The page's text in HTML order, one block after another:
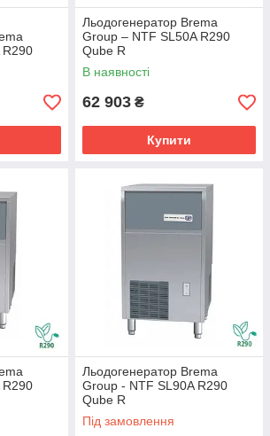
R290
Льодогенератор Brema
Group – NTF SL50A R290
Qube R
В наявності
62 903 ₴
Купити
R290
Льодогенератор Brema
Group - NTF SL90A R290
Qube R
Під замовлення